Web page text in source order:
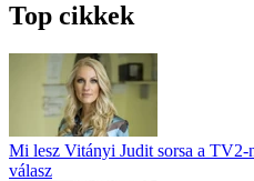
Top cikkek
Mi lesz Vitányi Judit sorsa a TV2-
válasz